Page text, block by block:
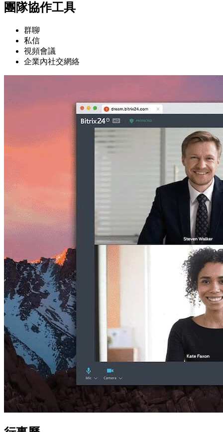
團隊協作工具
群聊
私信
視頻會議
企業內社交網絡